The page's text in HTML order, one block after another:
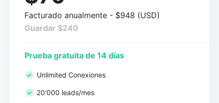
Facturado anualmente - $948 (USD)
Guardar $240
Prueba gratuita de 14 días
Unlimited Conexiones
20'000 leads/mes